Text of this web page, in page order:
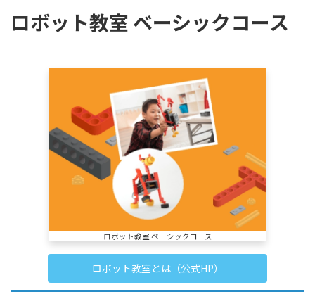
ロボット教室 ベーシックコース
ロボット教室 ベーシックコース
ロボット教室とは（公式HP）